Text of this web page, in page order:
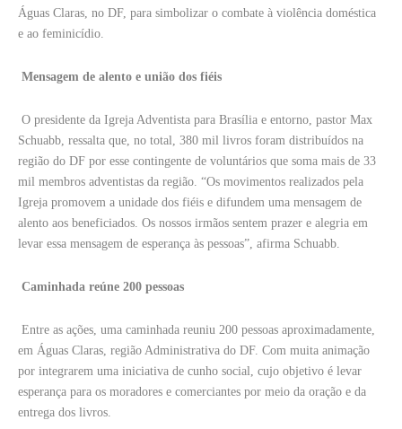
Águas Claras, no DF, para simbolizar o combate à violência doméstica
e ao feminicídio.
Mensagem de alento e união dos fiéis
O presidente da Igreja Adventista para Brasília e entorno, pastor Max
Schuabb, ressalta que, no total, 380 mil livros foram distribuídos na
região do DF por esse contingente de voluntários que soma mais de 33
mil membros adventistas da região. “Os movimentos realizados pela
Igreja promovem a unidade dos fiéis e difundem uma mensagem de
alento aos beneficiados. Os nossos irmãos sentem prazer e alegria em
levar essa mensagem de esperança às pessoas”, afirma Schuabb.
Caminhada reúne 200 pessoas
Entre as ações, uma caminhada reuniu 200 pessoas aproximadamente,
em Águas Claras, região Administrativa do DF. Com muita animação
por integrarem uma iniciativa de cunho social, cujo objetivo é levar
esperança para os moradores e comerciantes por meio da oração e da
entrega dos livros.